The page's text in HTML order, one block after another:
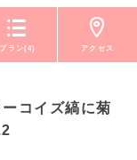
プラン(4) アクセス
コイズ縞に菊